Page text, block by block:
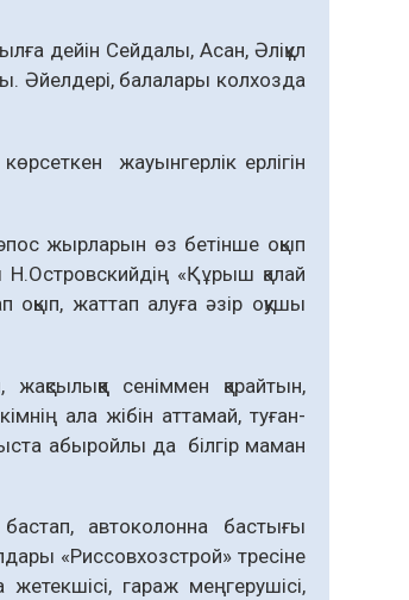
дейін Сейдалы, Асан, Әліқұл
Әйелдері, балалары колхозда
жауынгерлік ерлігін
жырларын өз бетінше оқып
«Құрыш қалай
жаттап алуға әзір оқушы
сеніммен қарайтын,
ала жібін аттамай, туған-
абыройлы да білгір маман
автоколонна бастығы
«Риссовхозстрой» тресіне
гараж меңгерушісі,